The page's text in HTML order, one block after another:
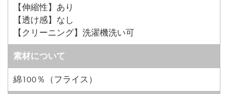
【伸縮性】あり
【透け感】なし
【クリーニング】洗濯機洗い可
素材について
綿100％（フライス）